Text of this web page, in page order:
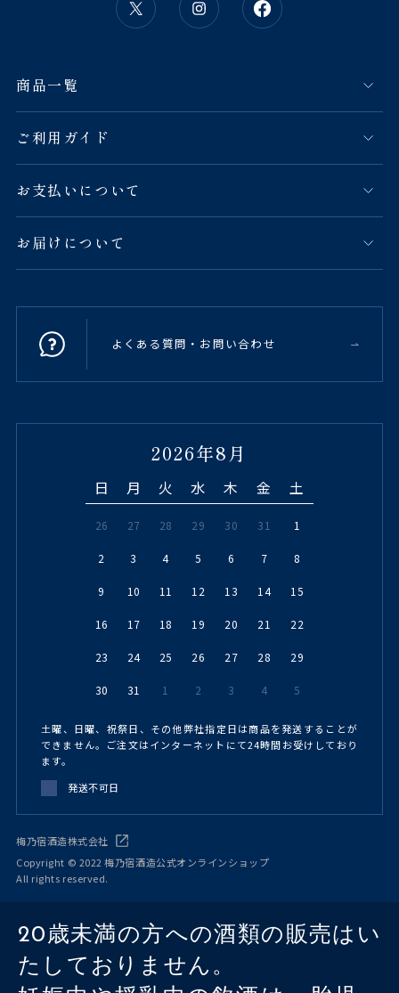
商品一覧
ご利用ガイド
お支払いについて
お届けについて
よくある質問・お問い合わせ
2026年8月
日 月 火 水 木 金 土
26 27 28 29 30 31 1
2 3 4 5 6 7 8
9 10 11 12 13 14 15
16 17 18 19 20 21 22
23 24 25 26 27 28 29
30 31 1 2 3 4 5
土曜、日曜、祝祭日、その他弊社指定日は商品を発送することが
できません。ご注文はインターネットにて24時間お受けしており
ます。
発送不可日
梅乃宿酒造株式会社
Copyright © 2022 梅乃宿酒造公式オンラインショップ
All rights reserved.
20歳未満の方への酒類の販売はい
たしておりません。